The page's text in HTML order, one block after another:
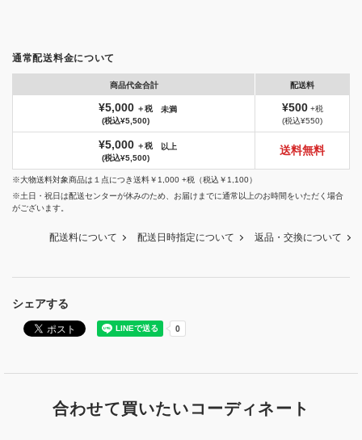
シェアする
通常配送料金について
商品代金合計 配送料
¥5,000 ＋税
(税込¥5,500)
未満 ¥500+税
(税込¥550)
¥5,000 ＋税
(税込¥5,500)
以上 送料無料
※大物送料対象商品は１点につき送料￥1,000 +税（税込￥1,100）
※土日・祝日は配送センターが休みのため、お届けまでに通常以上のお時間をいただく場合
がございます。
配送料について 配送日時指定について 返品・交換について
合わせて買いたいコーディネート